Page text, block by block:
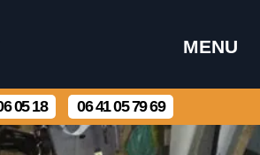
MENU
05 18 06 41 05 79 69